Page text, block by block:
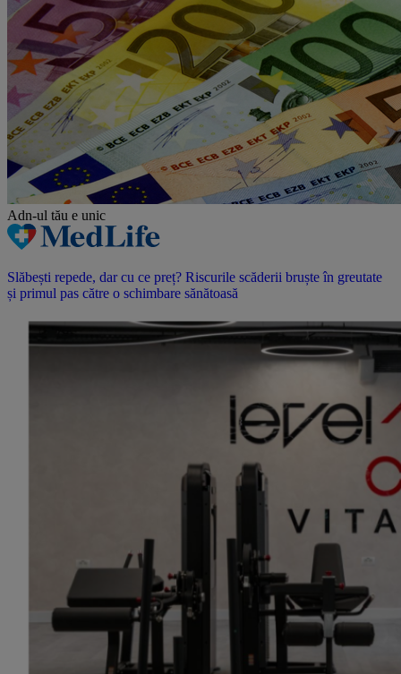
Adn-ul tău e unic
Slăbești repede, dar cu ce preț? Riscurile scăderii bruște în greutate
și primul pas către o schimbare sănătoasă